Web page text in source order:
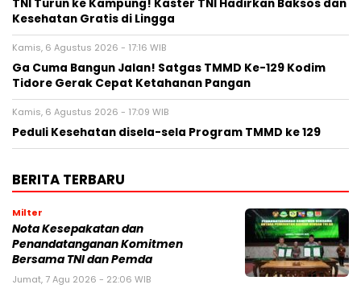
TNI Turun ke Kampung! Kaster TNI Hadirkan Baksos dan
Kesehatan Gratis di Lingga
Kamis, 6 Agustus 2026 - 17:16 WIB
Ga Cuma Bangun Jalan! Satgas TMMD Ke-129 Kodim
Tidore Gerak Cepat Ketahanan Pangan
Kamis, 6 Agustus 2026 - 17:09 WIB
Peduli Kesehatan disela-sela Program TMMD ke 129
BERITA TERBARU
Milter
Nota Kesepakatan dan
Penandatanganan Komitmen
Bersama TNI dan Pemda
Jumat, 7 Agu 2026 - 22:06 WIB